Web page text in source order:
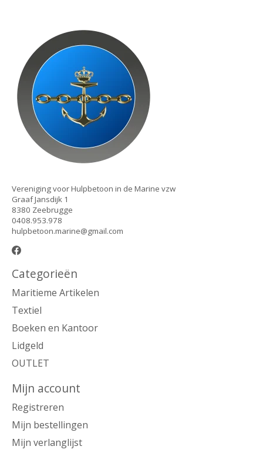
Vereniging voor Hulpbetoon in de Marine vzw
Graaf Jansdijk 1
8380 Zeebrugge
0408.953.978
hulpbetoon.marine@gmail.com
Categorieën
Maritieme Artikelen
Textiel
Boeken en Kantoor
Lidgeld
OUTLET
Mijn account
Registreren
Mijn bestellingen
Mijn verlanglijst